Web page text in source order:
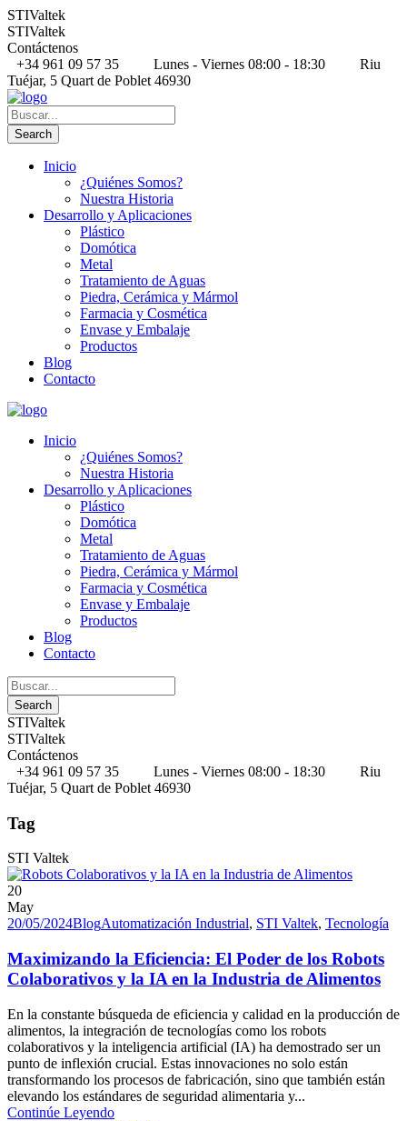
STIValtek
STIValtek
Contáctenos
+34 961 09 57 35
Lunes - Viernes 08:00 - 18:30
Riu
Tuéjar, 5 Quart de Poblet 46930
Inicio
¿Quiénes Somos?
Nuestra Historia
Desarrollo y Aplicaciones
Plástico
Domótica
Metal
Tratamiento de Aguas
Piedra, Cerámica y Mármol
Farmacia y Cosmética
Envase y Embalaje
Productos
Blog
Contacto
Inicio
¿Quiénes Somos?
Nuestra Historia
Desarrollo y Aplicaciones
Plástico
Domótica
Metal
Tratamiento de Aguas
Piedra, Cerámica y Mármol
Farmacia y Cosmética
Envase y Embalaje
Productos
Blog
Contacto
STIValtek
STIValtek
Contáctenos
+34 961 09 57 35
Lunes - Viernes 08:00 - 18:30
Riu
Tuéjar, 5 Quart de Poblet 46930
Tag
STI Valtek
20
May
20/05/2024BlogAutomatización Industrial, STI Valtek, Tecnología
Maximizando la Eficiencia: El Poder de los Robots
Colaborativos y la IA en la Industria de Alimentos
En la constante búsqueda de eficiencia y calidad en la producción de
alimentos, la integración de tecnologías como los robots
colaborativos y la inteligencia artificial (IA) ha demostrado ser un
punto de inflexión crucial. Estas innovaciones no solo están
transformando los procesos de fabricación, sino que también están
elevando los estándares de seguridad alimentaria y...
Continúe Leyendo